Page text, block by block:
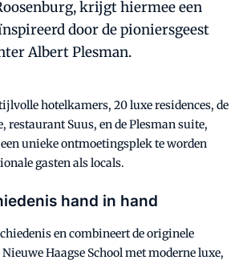
krijgt hiermee een
door de pioniersgeest
Albert Plesman.
hotelkamers, 20 luxe residences, de
restaurant Suus, en de Plesman suite,
unieke ontmoetingsplek te worden
gasten als locals.
hand in hand
en combineert de originele
Haagse School met moderne luxe,